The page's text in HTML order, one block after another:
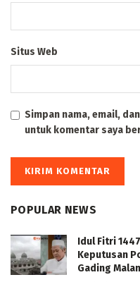
Situs Web
Simpan nama, email,
untuk komentar saya
POPULAR NEWS
Idul Fitri
Keputusan
Gading